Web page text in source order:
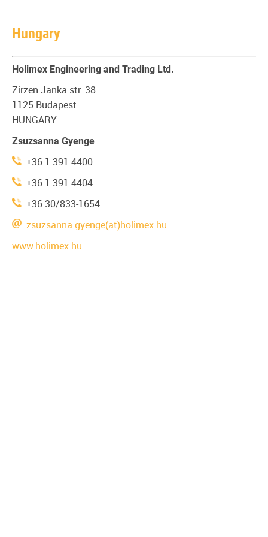
Hungary
Holimex Engineering and Trading Ltd.
Zirzen Janka str. 38
1125 Budapest
HUNGARY
Zsuzsanna Gyenge
+36 1 391 4400
+36 1 391 4404
+36 30/833-1654
zsuzsanna.gyenge(at)holimex.hu
www.holimex.hu